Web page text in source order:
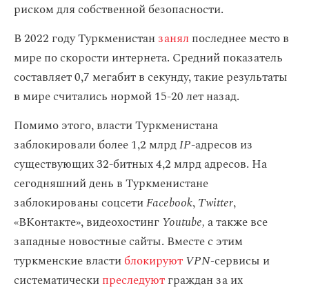
риском для собственной безопасности.
В 2022 году Туркменистан занял последнее место в
мире по скорости интернета. Средний показатель
составляет 0,7 мегабит в секунду, такие результаты
в мире считались нормой 15-20 лет назад.
Помимо этого, власти Туркменистана
заблокировали более 1,2 млрдIP-адресов из
существующих 32-битных 4,2 млрд адресов. На
сегодняшний день в Туркменистане
заблокированы соцсетиFacebook,Twitter,
«ВКонтакте», видеохостингYoutube,а также все
западные новостные сайты. Вместе с этим
туркменские властиблокируютVPN-сервисы и
систематическипреследуютграждан за их